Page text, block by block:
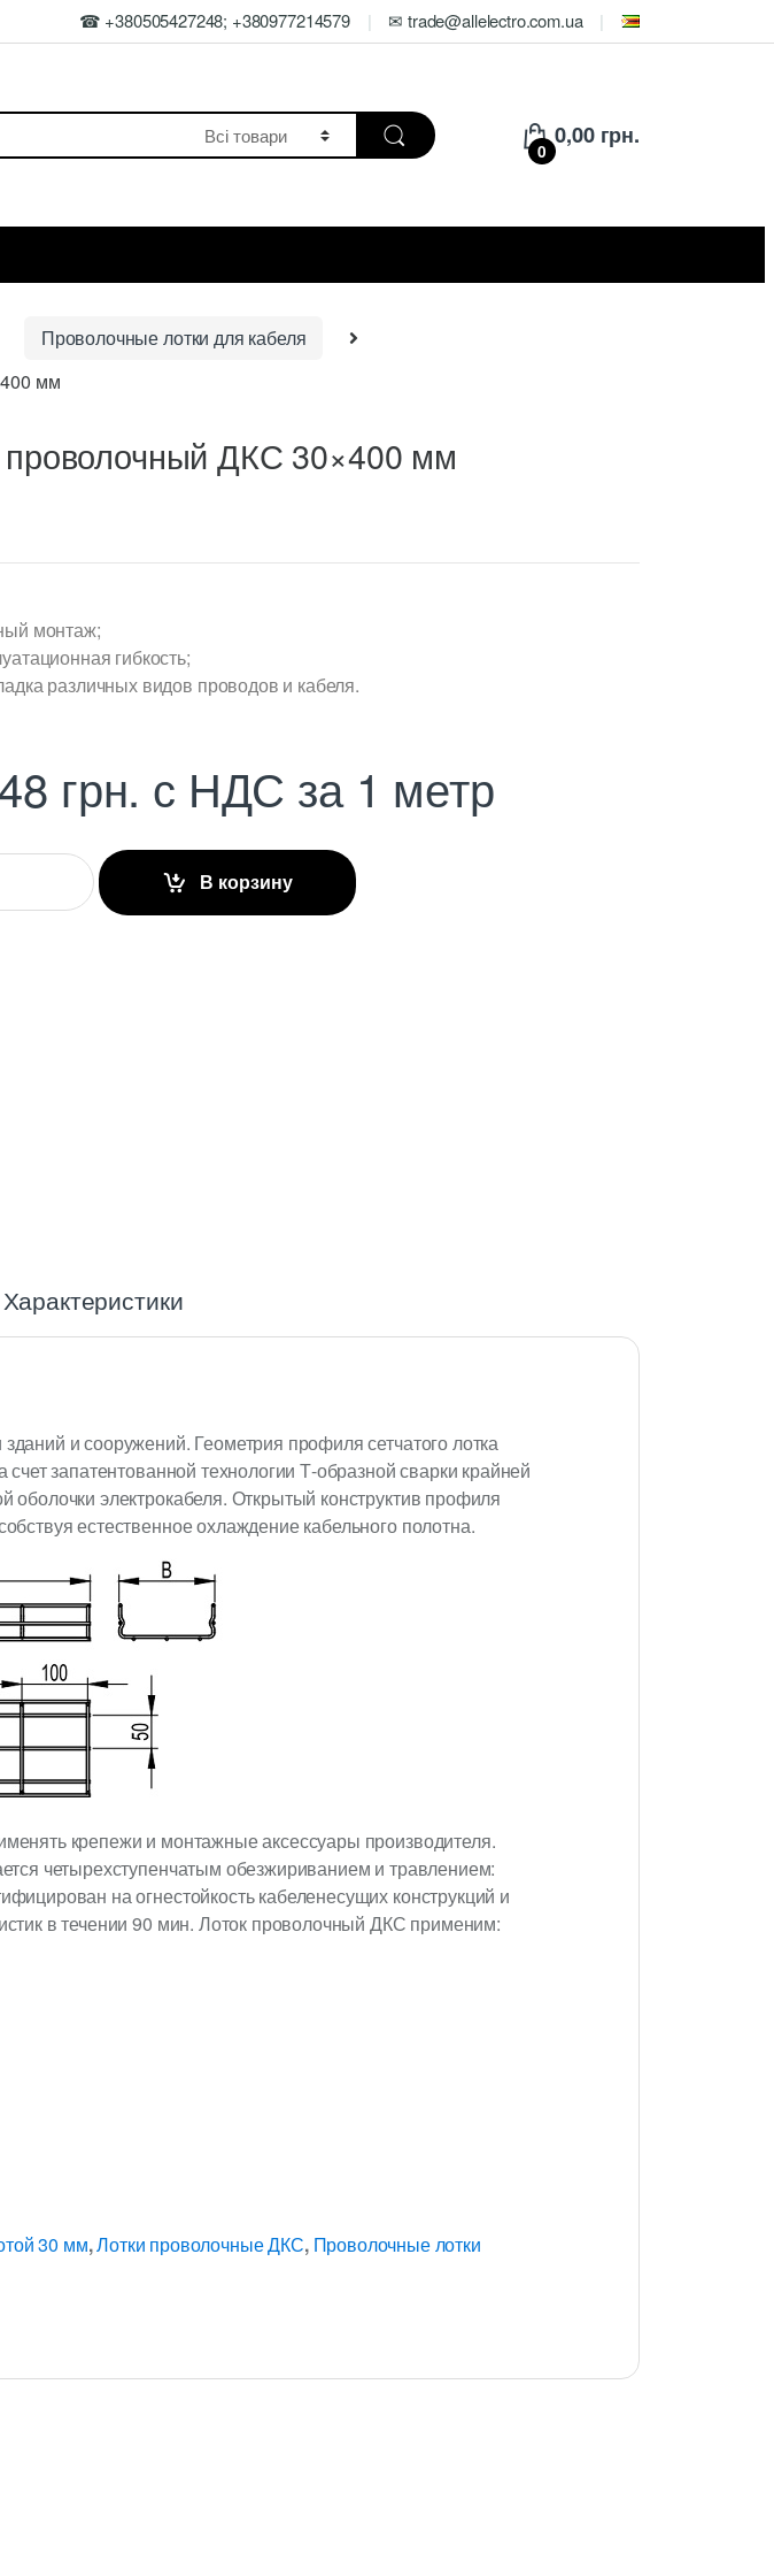
☎ +380505427248; +380977214579 ✉ trade@allelectro.com.ua
0
0,00 грн.
Проволочные лотки для кабеля
мм
проволочный ДКС 30×400 мм
монтаж;
гибкость;
различных видов проводов и кабеля.
грн. с НДС за 1 метр
В корзину
Характеристики
и сооружений. Геометрия профиля сетчатого лотка
запатентованной технологии Т-образной сварки крайней
электрокабеля. Открытый конструктив профиля
естественное охлаждение кабельного полотна.
крепежи и монтажные аксессуары производителя.
четырехступенчатым обезжириванием и травлением:
на огнестойкость кабеленесущих конструкций и
в течении 90 мин. Лоток проволочный ДКС применим:
30 мм,Лотки проволочные ДКС, Проволочные лотки